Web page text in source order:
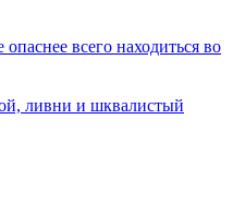
всего находиться во
ливни и шквалистый